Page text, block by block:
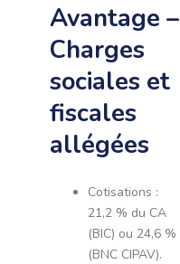
Avantage –
Charges
sociales et
fiscales
allégées
Cotisations :
21,2 % du CA
(BIC) ou 24,6 %
(BNC CIPAV).